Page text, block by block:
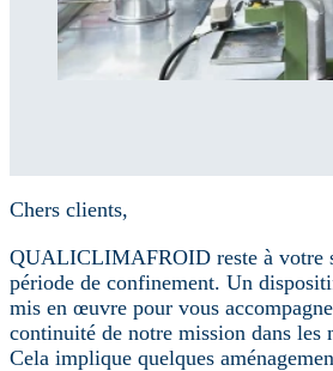
Chers clients,
QUALICLIMAFROID reste à votre
période de confinement. Un
mis en œuvre pour vous
continuité de notre mission dans les
Cela implique quelques